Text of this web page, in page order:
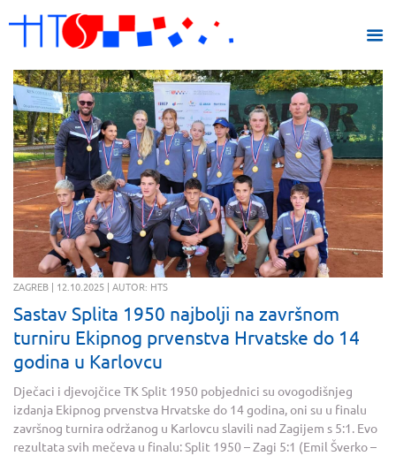
ZAGREB | 12.10.2025 | AUTOR: HTS
Sastav Splita 1950 najbolji na završnom
turniru Ekipnog prvenstva Hrvatske do 14
godina u Karlovcu
Dječaci i djevojčice TK Split 1950 pobjednici su ovogodišnjeg
izdanja Ekipnog prvenstva Hrvatske do 14 godina, oni su u finalu
završnog turnira održanog u Karlovcu slavili nad Zagijem s 5:1. Evo
rezultata svih mečeva u finalu: Split 1950 – Zagi 5:1 (Emil Šverko –